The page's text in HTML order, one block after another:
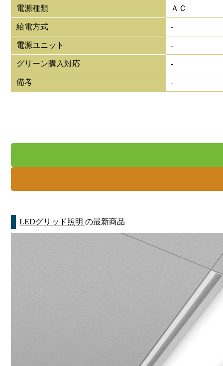
電源種類 ＡＣ
給電方式 -
電源ユニット -
グリーン購入対応 -
備考 -
LEDグリッド照明の最新商品